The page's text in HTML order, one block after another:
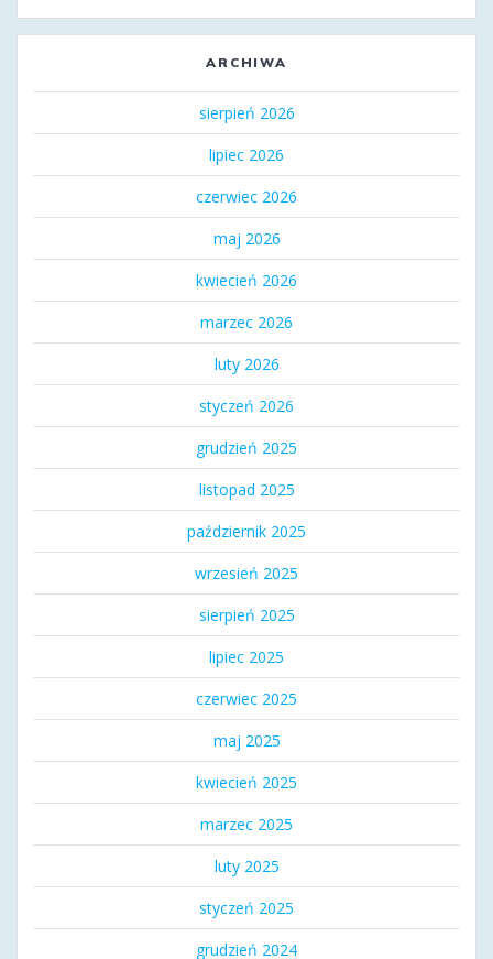
ARCHIWA
sierpień 2026
lipiec 2026
czerwiec 2026
maj 2026
kwiecień 2026
marzec 2026
luty 2026
styczeń 2026
grudzień 2025
listopad 2025
październik 2025
wrzesień 2025
sierpień 2025
lipiec 2025
czerwiec 2025
maj 2025
kwiecień 2025
marzec 2025
luty 2025
styczeń 2025
grudzień 2024